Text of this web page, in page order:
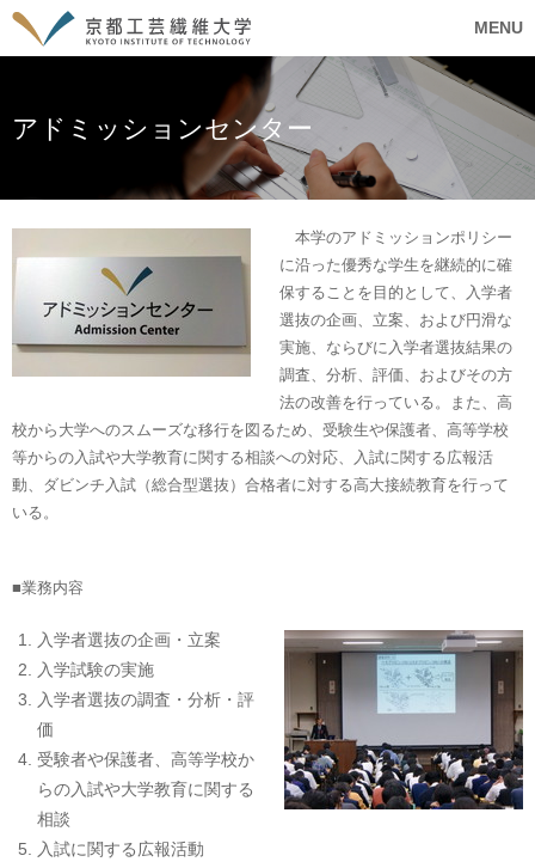
MENU
アドミッションセンター
本学のアドミッションポリシー
に沿った優秀な学生を継続的に確
保することを目的として、入学者
選抜の企画、立案、および円滑な
実施、ならびに入学者選抜結果の
調査、分析、評価、およびその方
法の改善を行っている。また、高
校から大学へのスムーズな移行を図るため、受験生や保護者、高等学校
等からの入試や大学教育に関する相談への対応、入試に関する広報活
動、ダビンチ入試（総合型選抜）合格者に対する高大接続教育を行って
いる。
■業務内容
入学者選抜の企画・立案
入学試験の実施
入学者選抜の調査・分析・評
価
受験者や保護者、高等学校か
らの入試や大学教育に関する
相談
入試に関する広報活動